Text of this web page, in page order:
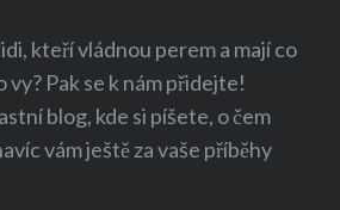
kteří vládnou perem a mají co
vy? Pak se k nám přidejte!
blog, kde si píšete, o čem
vám ještě za vaše příběhy